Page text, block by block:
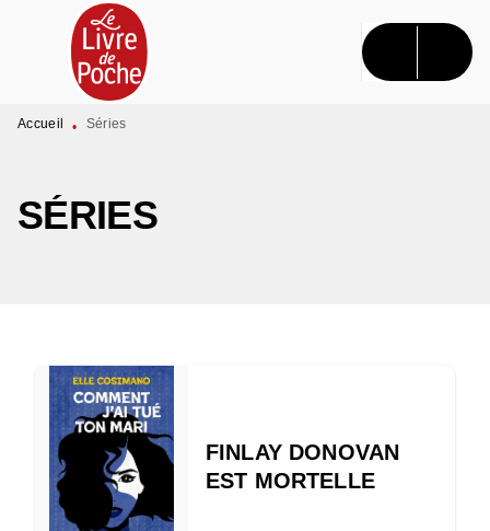
MENU RECHERCHE CONTENU
PIED DE PAGE
Accueil • Séries
SÉRIES
FINLAY DONOVAN
EST MORTELLE